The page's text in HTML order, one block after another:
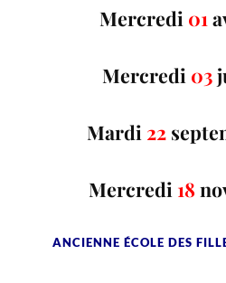
Mercredi 01
Mercredi 03
Mardi 22
Mercredi 18
ANCIENNE ÉCOLE DES